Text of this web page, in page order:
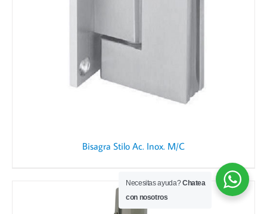
Bisagra Stilo Ac. Inox. M/C
Necesitas ayuda?Chatea
con nosotros